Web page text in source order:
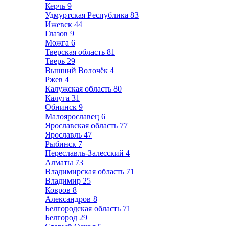
Керчь 9
Удмуртская Республика 83
Ижевск 44
Глазов 9
Можга 6
Тверская область 81
Тверь 29
Вышний Волочёк 4
Ржев 4
Калужская область 80
Калуга 31
Обнинск 9
Малоярославец 6
Ярославская область 77
Ярославль 47
Рыбинск 7
Переславль-Залесский 4
Алматы 73
Владимирская область 71
Владимир 25
Ковров 8
Александров 8
Белгородская область 71
Белгород 29